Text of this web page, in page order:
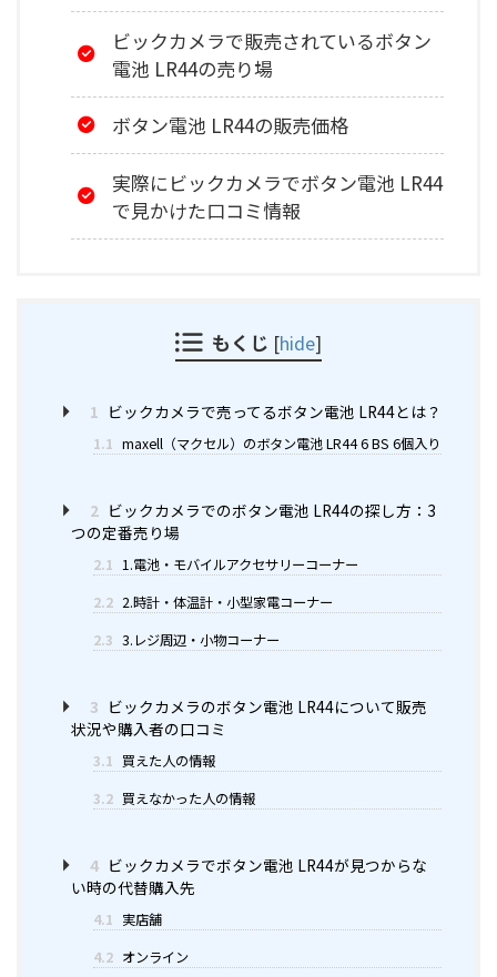
ビックカメラで販売されているボタン
電池 LR44の売り場
ボタン電池 LR44の販売価格
実際にビックカメラでボタン電池 LR44
で見かけた口コミ情報
もくじ [hide]
1 ビックカメラで売ってるボタン電池 LR44とは？
1.1 maxell（マクセル）のボタン電池 LR44 6 BS 6個入り
2 ビックカメラでのボタン電池 LR44の探し方：3
つの定番売り場
2.1 1.電池・モバイルアクセサリーコーナー
2.2 2.時計・体温計・小型家電コーナー
2.3 3.レジ周辺・小物コーナー
3 ビックカメラのボタン電池 LR44について販売
状況や購入者の口コミ
3.1 買えた人の情報
3.2 買えなかった人の情報
4 ビックカメラでボタン電池 LR44が見つからな
い時の代替購入先
4.1 実店舗
4.2 オンライン